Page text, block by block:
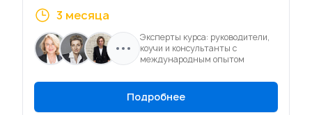
3 месяца
Эксперты курса: руководители,
коучи и консультанты с
международным опытом
Подробнее